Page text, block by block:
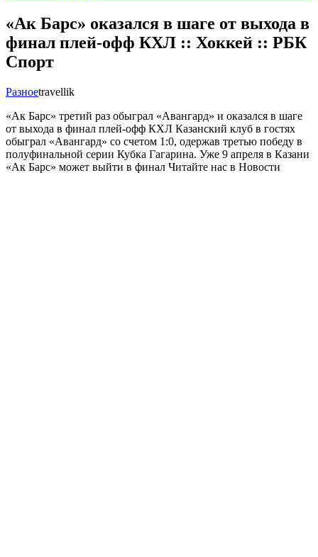
«Ак Барс» оказался в шаге от выхода в
финал плей-офф КХЛ :: Хоккей :: РБК
Спорт
Разноеtravellik
«Ак Барс» третий раз обыграл «Авангард» и оказался в шаге
от выхода в финал плей-офф КХЛ Казанский клуб в гостях
обыграл «Авангард» со счетом 1:0, одержав третью победу в
полуфинальной серии Кубка Гагарина. Уже 9 апреля в Казани
«Ак Барс» может выйти в финал Читайте нас в Новости